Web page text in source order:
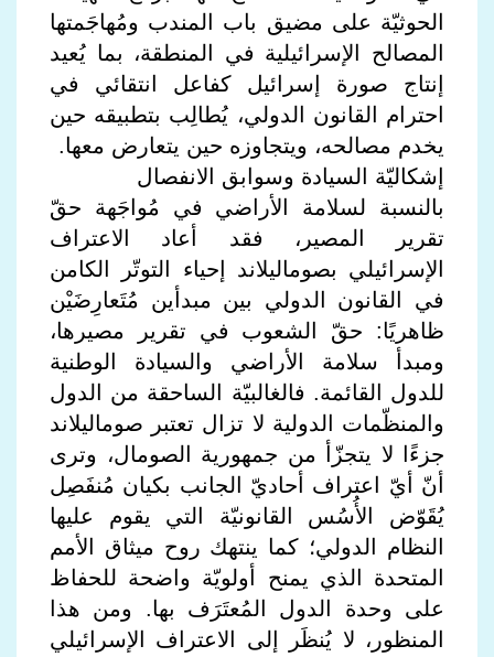
الحوثيّة على مضيق باب المندب ومُهاجَمتها
المصالح الإسرائيلية في المنطقة، بما يُعيد
إنتاج صورة إسرائيل كفاعل انتقائي في
احترام القانون الدولي، يُطالِب بتطبيقه حين
يخدم مصالحه، ويتجاوزه حين يتعارض معها.
إشكاليّة السيادة وسوابق الانفصال
بالنسبة لسلامة الأراضي في مُواجَهة حقّ
تقرير المصير، فقد أعاد الاعتراف
الإسرائيلي بصوماليلاند إحياء التوتّر الكامن
في القانون الدولي بين مبدأين مُتَعارِضَيْن
ظاهريًا: حقّ الشعوب في تقرير مصيرها،
ومبدأ سلامة الأراضي والسيادة الوطنية
للدول القائمة. فالغالبيّة الساحقة من الدول
والمنظّمات الدولية لا تزال تعتبر صوماليلاند
جزءًا لا يتجزّأ من جمهورية الصومال، وترى
أنّ أيّ اعتراف أحاديّ الجانب بكيان مُنفَصِل
يُقَوّض الأُسُس القانونيّة التي يقوم عليها
النظام الدولي؛ كما ينتهك روح ميثاق الأمم
المتحدة الذي يمنح أولويّة واضحة للحفاظ
على وحدة الدول المُعتَرَف بها. ومن هذا
المنظور، لا يُنظَر إلى الاعتراف الإسرائيلي